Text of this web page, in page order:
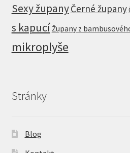
Sexy županyČerné župany
s kapucí Župany z
mikroplyše
Stránky
Blog